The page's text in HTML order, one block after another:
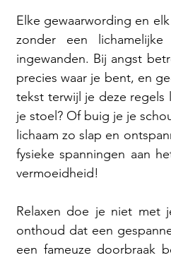
Elke gewaarwording en
zonder een
ingewanden. Bij angst
precies waar je bent, en
tekst terwijl je deze regels
je stoel? Of buig je je
lichaam zo slap en
fysieke spanningen aan
vermoeidheid!
Relaxen doe je niet met
onthoud dat een
een fameuze doorbraak